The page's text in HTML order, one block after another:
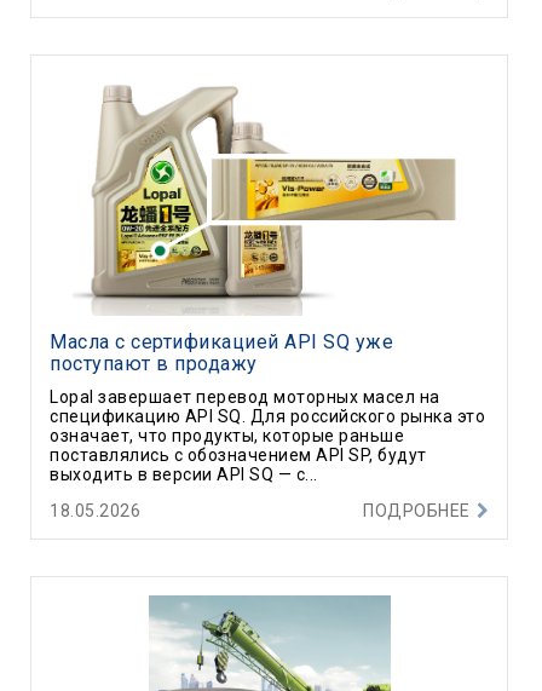
Масла с сертификацией API SQ уже
поступают в продажу
Lopal завершает перевод моторных масел на
спецификацию API SQ. Для российского рынка это
означает, что продукты, которые раньше
поставлялись с обозначением API SP, будут
выходить в версии API SQ — с...
18.05.2026
ПОДРОБНЕЕ